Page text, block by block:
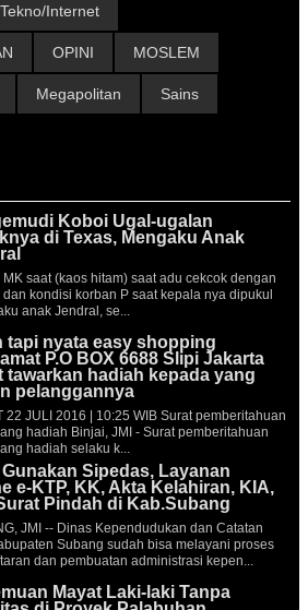
Tekno/Internet
OPINI MOSLEM
Megapolitan Sains
Koboi Ugal-ugalan
di Texas, Mengaku Anak
MK saat (kaos hitam) saat adu cekcok dengan
dan kondisi korban P saat kepala nya dipukul
anak Jendral, se...
tapi nyata easy shopping
P.O BOX 6688 Slipi Jakarta
tawarkan hadiah kepada yang
pelanggannya
22 JULI 2016 | 10:25 WIB Surat pemberitahuan
hadiah Binjai, JMI - Surat pemberitahuan
hadiah selaku k...
Sipedas, Layanan
e-KTP, KK, Akta Kelahiran, KIA,
Pindah di Kab.Subang
JMI -- Dinas Kependudukan dan Catatan
Subang sudah bisa melayani proses
dan pembuatan administrasi kepen...
Mayat Laki-laki Tanpa